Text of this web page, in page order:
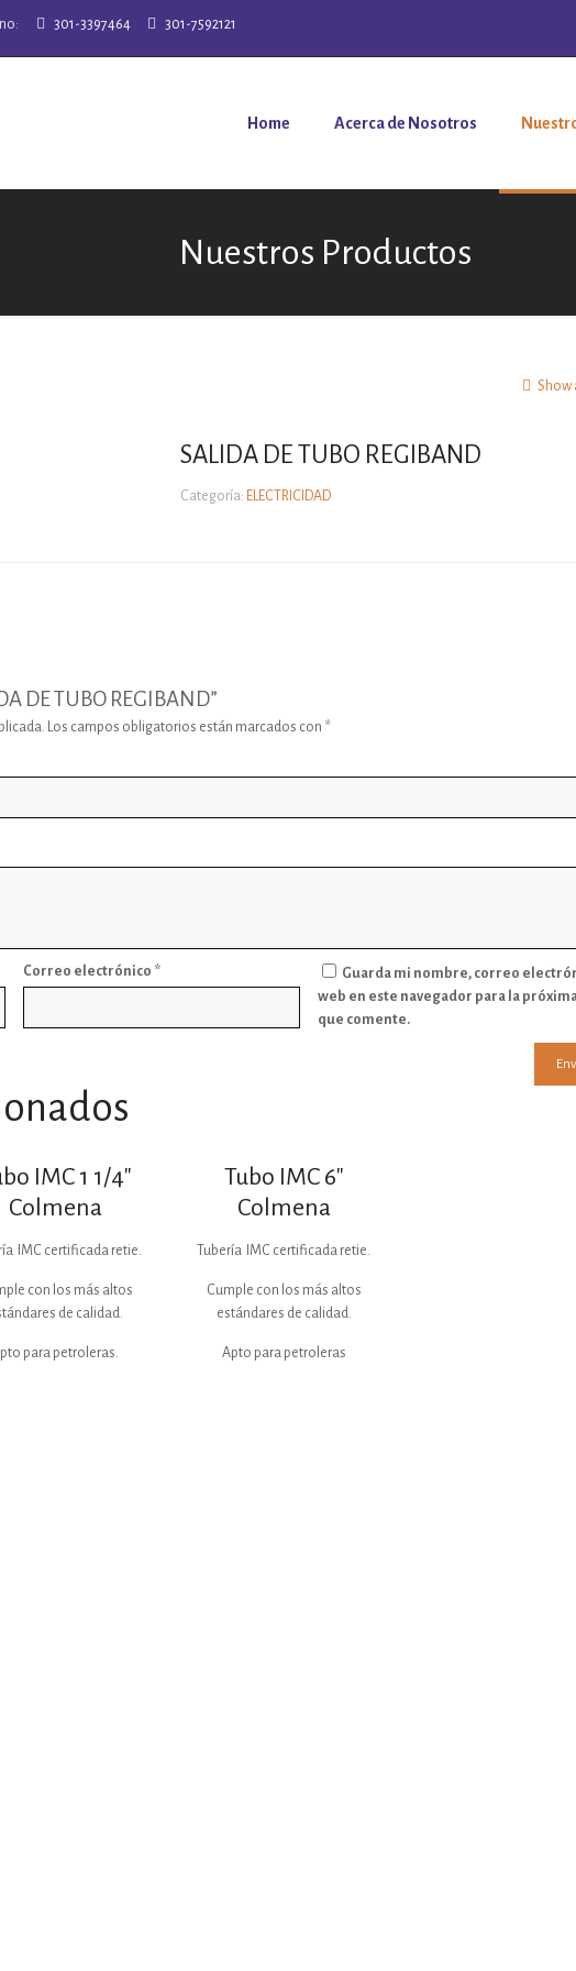
301-3397464 301-7592121
Home Acerca de Nosotros
Nuestros Productos
Show
SALIDA DE TUBO REGIBAND
Categoría: ELECTRICIDAD
DE TUBO REGIBAND”
Los campos obligatorios están marcados con *
Correo electrónico *
Guarda mi nombre, correo
web en este navegador para la
que comente.
IMC 1 1/4″
Colmena
IMC certificada retie.
con los más altos
de calidad.
para petroleras.
Tubo IMC 6″
Colmena
Tubería IMC certificada retie.
Cumple con los más altos
estándares de calidad.
Apto para petroleras